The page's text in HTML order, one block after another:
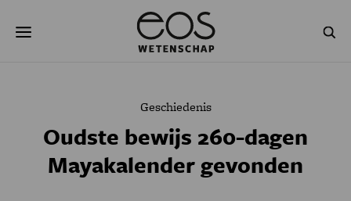
naar
NATUURWETENSCHAPPEN GESCHIEDENIS
Geschiedenis
Oudste bewijs 260-dagen
Mayakalender gevonden